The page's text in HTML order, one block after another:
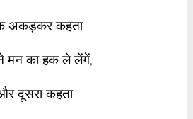
अकड़कर कहता
मन का हक ले लेंगें,
दूसरा कहता